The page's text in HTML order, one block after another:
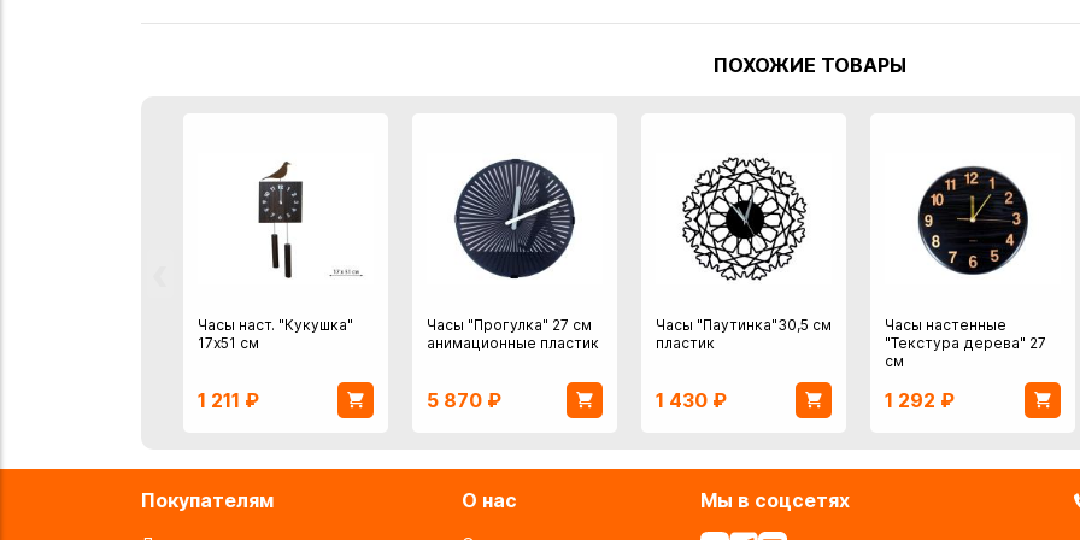
ПОХОЖИЕ ТОВАРЫ
Часы наст. "Кукушка"
17х51 см
1 211 ₽
Часы "Прогулка" 27 см
анимационные пластик
5 870 ₽
Часы "Паутинка"30,5 см
пластик
1 430 ₽
Часы настенные
"Текстура дерева" 27
см
1 292 ₽
Покупателям О нас Мы в соцсетях